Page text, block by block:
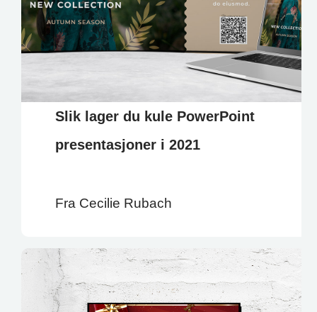
Slik lager du kule PowerPoint
presentasjoner i 2021
Fra Cecilie Rubach